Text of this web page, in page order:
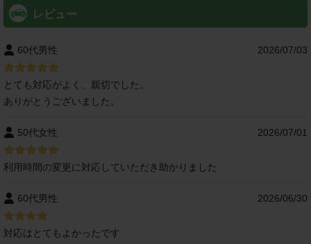
レビュー
60代男性 2026/07/03
とても対応がよく、親切でした。
ありがとうございました。
50代女性 2026/07/01
利用時間の変更に対応していただき助かりました
60代男性 2026/06/30
対応はとてもよかったです